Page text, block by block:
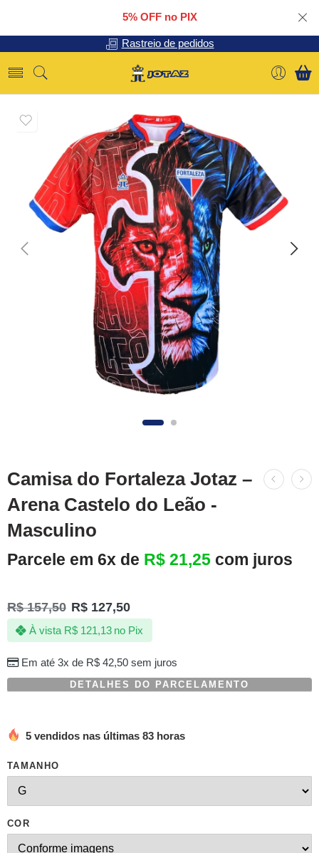
5% OFF no PIX
Rastreio de pedidos
Camisa do Fortaleza Jotaz –
Arena Castelo do Leão -
Masculino
Parcele em 6x de R$ 21,25 com juros
R$157,50 R$ 127,50
Em até 3x de R$42,50sem juros
À vista R$121,13 no Pix
DETALHES DO PARCELAMENTO
5 vendidos nas últimas 83 horas
TAMANHO
COR